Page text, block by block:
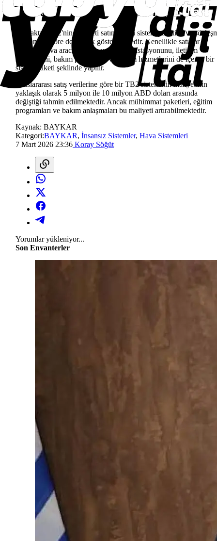
Bayraktar TB2 maliyeti ne kadardır?
Bayraktar TB2'nin maliyeti satın alınan sistem paketine ve
kapsamına göre değişiklik göstermektedir. Genellikle satışlar
yalnızca hava aracını değil; yer kontrol istasyonunu, iletişim
sistemlerini, bakım paketlerini ve eğitim hizmetlerini de içeren bir
sistem paketi şeklinde yapılır.
Uluslararası satış verilerine göre bir TB2 sisteminin maliyetinin
yaklaşık olarak 5 milyon ile 10 milyon ABD doları arasında
değiştiği tahmin edilmektedir. Ancak mühimmat paketleri, eğitim
programları ve bakım anlaşmaları bu maliyeti artırabilmektedir.
Kaynak: BAYKAR
Kategori:BAYKAR, İnsansız Sistemler, Hava Sistemleri
7 Mart 2026 23:36 Koray Söğüt
Yorumlar yükleniyor...
Son Envanterler